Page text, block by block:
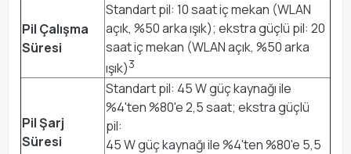
Pil Çalışma
Süresi
Standart pil: 10 saat iç mekan (WLAN
açık, %50 arka ışık); ekstra güçlü pil: 20
saat iç mekan (WLAN açık, %50 arka
ışık)3
Pil Şarj
Süresi
Standart pil: 45 W güç kaynağı ile
%4'ten %80'e 2,5 saat; ekstra güçlü
pil:
45 W güç kaynağı ile %4'ten %80'e 5,5